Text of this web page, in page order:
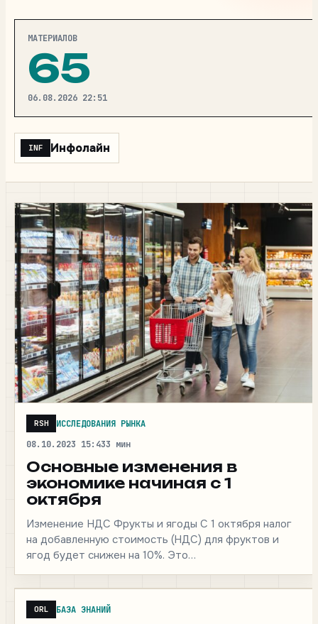
МАТЕРИАЛОВ
65
06.08.2026 22:51
INF Инфолайн
RSH
ИССЛЕДОВАНИЯ РЫНКА
08.10.2023 15:433 мин
Основные изменения в
экономике начиная с 1
октября
Изменение НДС Фрукты и ягоды С 1 октября налог
на добавленную стоимость (НДС) для фруктов и
ягод будет снижен на 10%. Это…
ORL
БАЗА ЗНАНИЙ